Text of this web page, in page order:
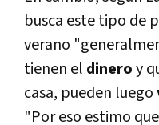
busca este tipo de
verano
tienen el dineroy
casa, pueden luego
"Por eso estimo que